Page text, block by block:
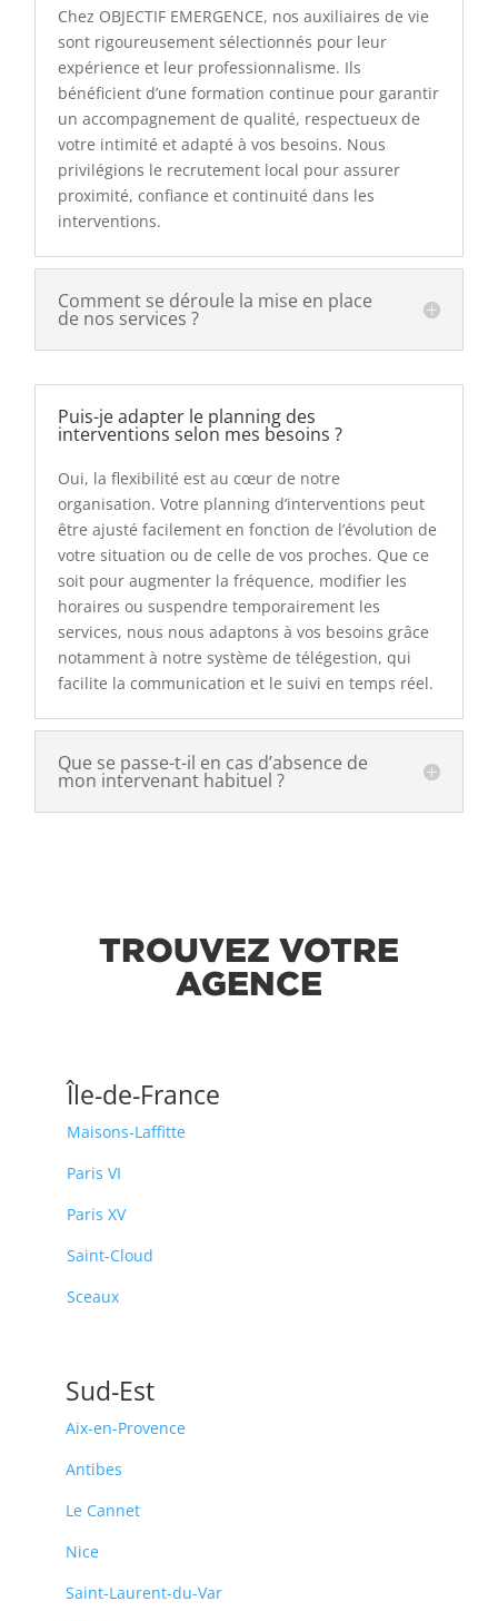
Chez OBJECTIF EMERGENCE, nos auxiliaires de vie
sont rigoureusement sélectionnés pour leur
expérience et leur professionnalisme. Ils
bénéficient d’une formation continue pour garantir
un accompagnement de qualité, respectueux de
votre intimité et adapté à vos besoins. Nous
privilégions le recrutement local pour assurer
proximité, confiance et continuité dans les
interventions.
Comment se déroule la mise en place
de nos services ?
Puis-je adapter le planning des
interventions selon mes besoins ?
Oui, la flexibilité est au cœur de notre
organisation. Votre planning d’interventions peut
être ajusté facilement en fonction de l’évolution de
votre situation ou de celle de vos proches. Que ce
soit pour augmenter la fréquence, modifier les
horaires ou suspendre temporairement les
services, nous nous adaptons à vos besoins grâce
notamment à notre système de télégestion, qui
facilite la communication et le suivi en temps réel.
Que se passe-t-il en cas d’absence de
mon intervenant habituel ?
TROUVEZ VOTRE
AGENCE
Île-de-France
Maisons-Laffitte
Paris VI
Paris XV
Saint-Cloud
Sceaux
Sud-Est
Aix-en-Provence
Antibes
Le Cannet
Nice
Saint-Laurent-du-Var